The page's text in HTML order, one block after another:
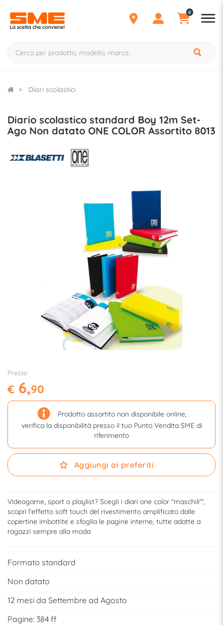
0
Diari scolastici
Diario scolastico standard Boy 12m Set-
Ago Non datato ONE COLOR Assortito 8013
Prezzo
€ 6,90
Prodotto assortito non disponibile online,
verifica la disponibilità presso il tuo Punto Vendita SME di
riferimento
Aggiungi ai preferiti
Videogame, sport o playlist? Scegli i diari one color "maschili'",
scopri l'effetto soft touch del rivestimento amplificato dalle
copertine imbottite e sfoglia le pagine interne, tutte adatte a
ragazzi sempre alla moda
Formato standard
Non datato
12 mesi da Settembre ad Agosto
Pagine: 384 ff